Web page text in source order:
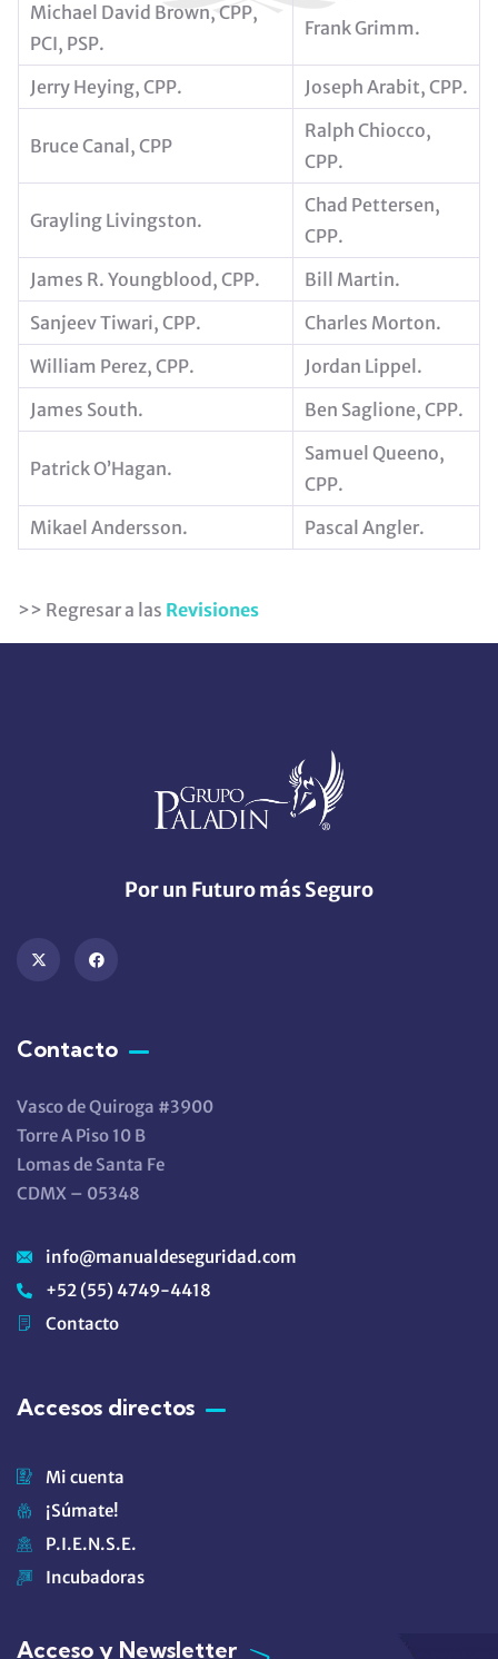
Michael David Brown, CPP,
PCI, PSP.
Frank Grimm.
Jerry Heying, CPP. Joseph Arabit, CPP.
Bruce Canal, CPP
Ralph Chiocco,
CPP.
Grayling Livingston.
Chad Pettersen,
CPP.
James R. Youngblood, CPP.
Bill Martin.
Sanjeev Tiwari, CPP.
Charles Morton.
William Perez, CPP.
Jordan Lippel.
James South.
Ben Saglione, CPP.
Patrick O’Hagan.
Samuel Queeno,
CPP.
Mikael Andersson.
Pascal Angler.
>> Regresar a las Revisiones
Por un Futuro más Seguro
Contacto
Vasco de Quiroga #3900
Torre A Piso 10 B
Lomas de Santa Fe
CDMX – 05348
info@manualdeseguridad.com
+52 (55) 4749-4418
Contacto
Accesos directos
Mi cuenta
¡Súmate!
P.I.E.N.S.E.
Incubadoras
Acceso y Newsletter